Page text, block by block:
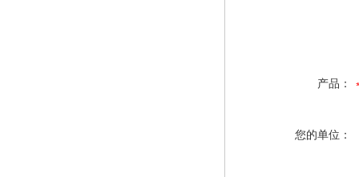
产品：
您的单位：